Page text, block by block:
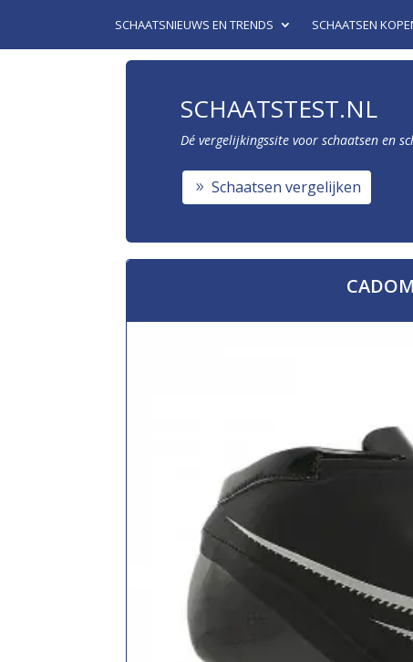
SCHAATSNIEUWS EN TRENDS SCHAATSEN
SCHAATSTEST.NL
Dé vergelijkingssite voor schaatsen en
Schaatsen vergelijken